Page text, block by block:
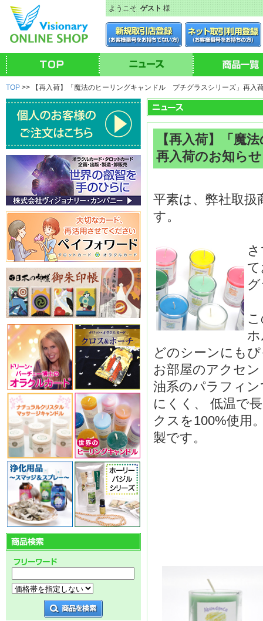
ようこそゲスト様
TOP >> 【再入荷】「魔法のヒーリングキャンドル プチグラスシリーズ」再入
【再入荷】「魔
再入荷のお知らせ
平素は、弊社取
す。
どのシーンにも
お部屋のアクセ
油系のパラフィ
にくく、 低温で
クスを100%使用
製です。